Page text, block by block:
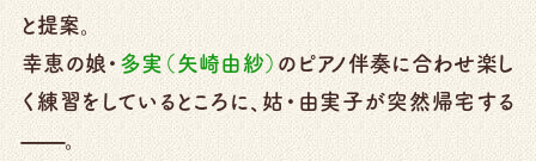
と提案。
幸恵の娘・ 多実（矢崎由紗）のピアノ伴奏に合わせ楽し
く練習をしているところに、姑・由実子が突然帰宅する
——。